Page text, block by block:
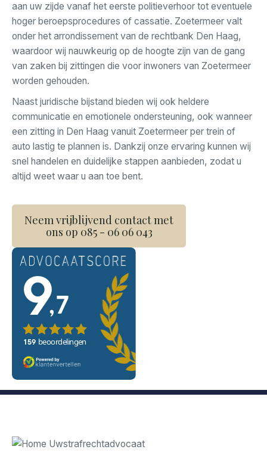
aan uw zijde vanaf het eerste politieverhoor tot eventuele
hoger beroepsprocedures of cassatie. Zoetermeer valt
onder het arrondissement van de rechtbank Den Haag,
waardoor wij nauwkeurig op de hoogte zijn van de gang
van zaken bij zittingen die voor inwoners van Zoetermeer
worden gehouden.
Naast juridische bijstand bieden wij ook heldere
communicatie en emotionele ondersteuning, ook wanneer
een zitting in Den Haag vanuit Zoetermeer per trein of
auto lastig te plannen is. Dankzij onze ervaring kunnen wij
snel handelen en duidelijke stappen aanbieden, zodat u
altijd weet waar u aan toe bent.
Neem vrijblijvend contact met
ons op 085 - 06 06 043